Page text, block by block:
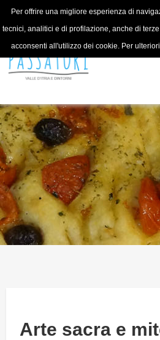
Per offrire una migliore esperienza di
tecnici, analitici e di profilazione, anche di
acconsenti all'utilizzo dei cookie. Per
Arte sacra e